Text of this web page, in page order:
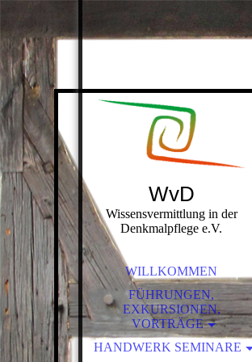
WvD
Wissensvermittlung in der
Denkmalpflege e.V.
WILLKOMMEN
FÜHRUNGEN,
EXKURSIONEN,
VORTRÄGE
SÄCHSISCHE KLEIN- UND
HANDWERK SEMINARE